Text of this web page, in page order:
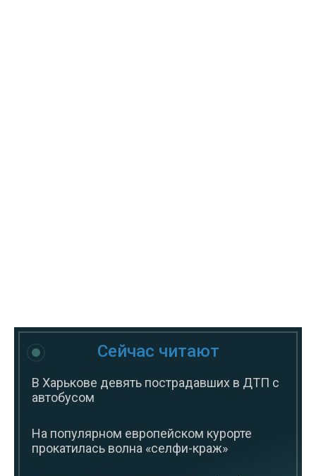
Сейчас читают
В Харькове девять пострадавших в ДТП с
автобусом
На популярном европейском курорте
прокатилась волна «селфи-краж»